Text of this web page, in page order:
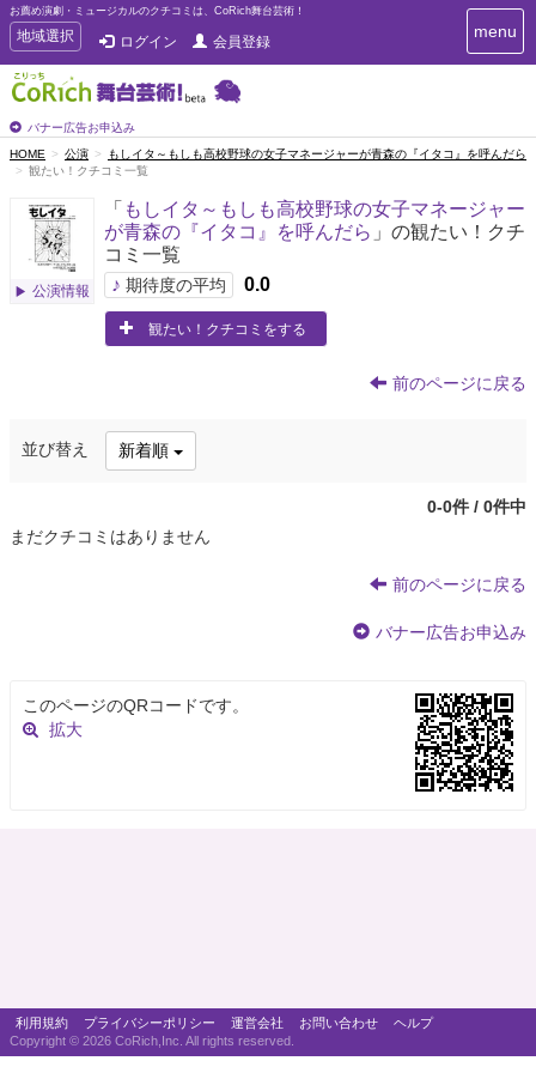
お薦め演劇・ミュージカルのクチコミは、CoRich舞台芸術！
T
o
g
g
e
n
a
i
地域選択 ログイン 会員登録
バナー広告お申込み
T
o
e
v
n
menu
HOME 公演
もしイタ～もしも高校野球の女子マネージャーが青森の『イタコ』を呼んだら
観たい！クチコミ一覧
公演情報
「 もしイタ～もしも高校野球の女子マネージャー
が青森の『イタコ』を呼んだら 」の観たい！クチ
コミ一覧
♪ 期待度の平均 0.0
観たい！クチコミをする
前のページに戻る
並び替え 新着順
0-0件 / 0件中
まだクチコミはありません
前のページに戻る
バナー広告お申込み
このページのQRコードです。
拡大
利用規約 プライバシーポリシー 運営会社 お問い合わせ
ヘルプ
Copyright © 2026 CoRich,Inc. All rights reserved.